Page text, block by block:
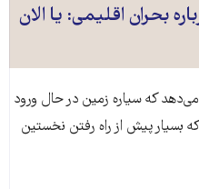
بحران اقلیمی: یا الان
که سیاره زمین در حال ورود
بسیار پیش از راه رفتن نخستین